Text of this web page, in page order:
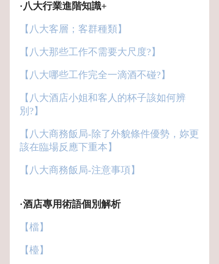
·八大行業進階知識+
【八大客層；客群種類】
【八大那些工作不需要大尺度?】
【八大哪些工作完全一滴酒不碰?】
【八大酒店小姐和客人的杯子該如何辨
別?】
【八大商務飯局-除了外貌條件優勢，妳更
該在臨場反應下重本】
【八大商務飯局-注意事項】
·酒店專用術語個別解析
【檔】
【檯】